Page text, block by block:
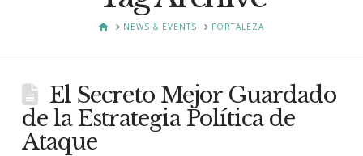
HOMENEWS & EVENTS FORTALEZA
El Secreto Mejor Guardado
de la Estrategia Política de
Ataque